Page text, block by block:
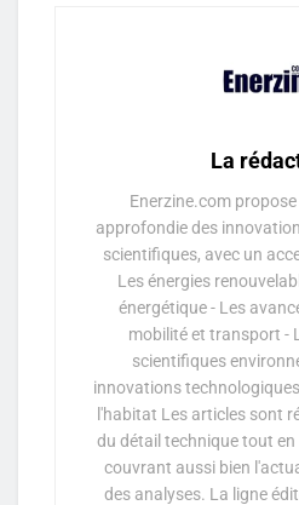
La
Enerzine.com
approfondie des
scientifiques, avec un
Les énergies
énergétique - Les
mobilité et transport -
scientifiques
innovations
l'habitat Les articles sont
du détail technique tout
couvrant aussi bien
des analyses. La ligne